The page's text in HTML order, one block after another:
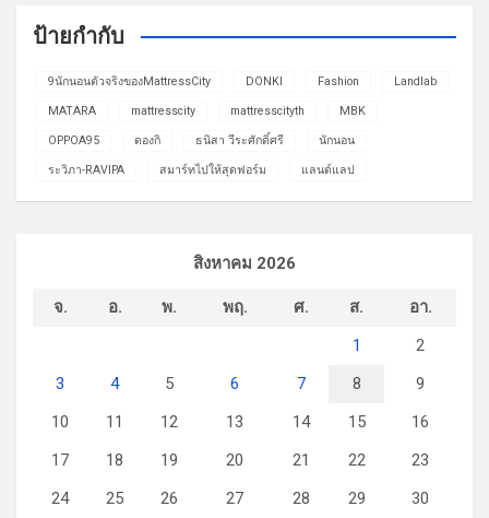
ป้ายกำกับ
9นักนอนตัวจริงของMattressCity DONKI Fashion Landlab
MATARA mattresscity mattresscityth MBK
OPPOA95 ดองกิ ธนิสา วีระศักดิ์ศรี นักนอน
ระวิภา-RAVIPA สมาร์ทไปให้สุดฟอร์ม แลนด์แลป
สิงหาคม 2026
จ. อ. พ. พฤ. ศ. ส.
อา.
1
2
3
4 5 6 7 8
9
10
11 12 13 14 15
16
17
18 19 20 21 22
23
24
25 26 27 28 29 30